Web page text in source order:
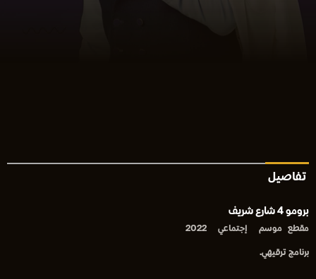
تفاصيل
برومو 4 شارع شريف
مقطع موسم إجتماعي 2022
برنامج ترقيهي.